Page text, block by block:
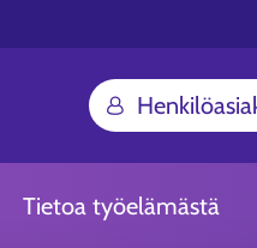
Tietoa työelämästä